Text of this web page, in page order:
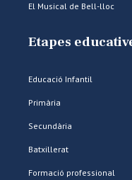
El Musical de Bell-lloc
Etapes
Educació Infantil
Primària
Secundària
Batxillerat
Formació professional